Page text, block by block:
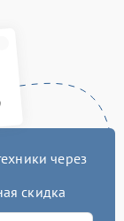
через
скидка